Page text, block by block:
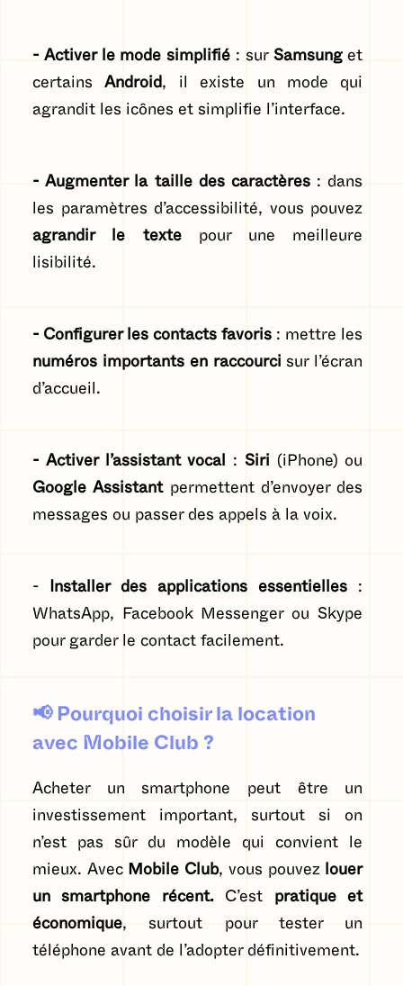
- Activer le mode simplifié : sur Samsunget
certainsAndroid, il existe un mode qui
agrandit les icônes et simplifie l’interface.
- Augmenter la taille des caractères: dans
les paramètres d’accessibilité, vous pouvez
agrandir le textepour une meilleure
lisibilité.
- Configurer les contacts favoris : mettre les
numéros importants en raccourci sur l’écran
d’accueil.
- Activer l’assistant vocal : Siri (iPhone) ou
Google Assistantpermettent d’envoyer des
messages ou passer des appels à la voix.
- Installer des applications essentielles :
WhatsApp, Facebook Messenger ou Skype
pour garder le contact facilement.
📢 Pourquoi choisir la location
avec Mobile Club ?
Acheter un smartphone peut être un
investissement important, surtout si on
n’est pas sûr du modèle qui convient le
mieux. Avec Mobile Club, vous pouvez louer
un smartphone récent.C’est pratique et
économique, surtout pour tester un
téléphone avant de l’adopter définitivement.